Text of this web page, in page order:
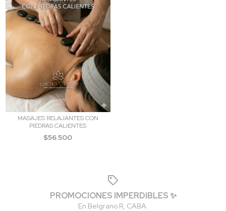
MASAJES RELAJANTES CON
PIEDRAS CALIENTES
$56.500
PROMOCIONES IMPERDIBLES ✨
En Belgrano R, CABA.